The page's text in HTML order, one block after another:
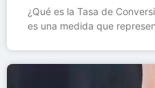
¿Qué es la Tasa de
es una medida que